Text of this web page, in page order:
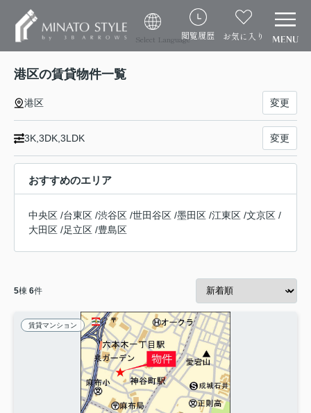
Select Language閲覧履歴 お気に入り
港区の賃貸物件一覧
港区 変更
3K,3DK,3LDK 変更
おすすめのエリア
中央区 /台東区 /渋谷区 /世田谷区 /墨田区 /江東区 /文京区 /
大田区 /足立区 /豊島区
5棟 6件
賃貸マンション